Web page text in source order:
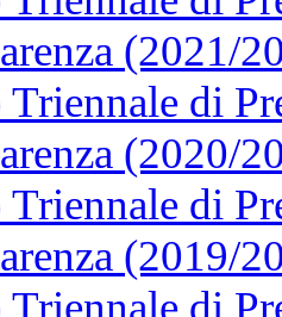
(2021/
Triennale di
(2020/
Triennale di
(2019/